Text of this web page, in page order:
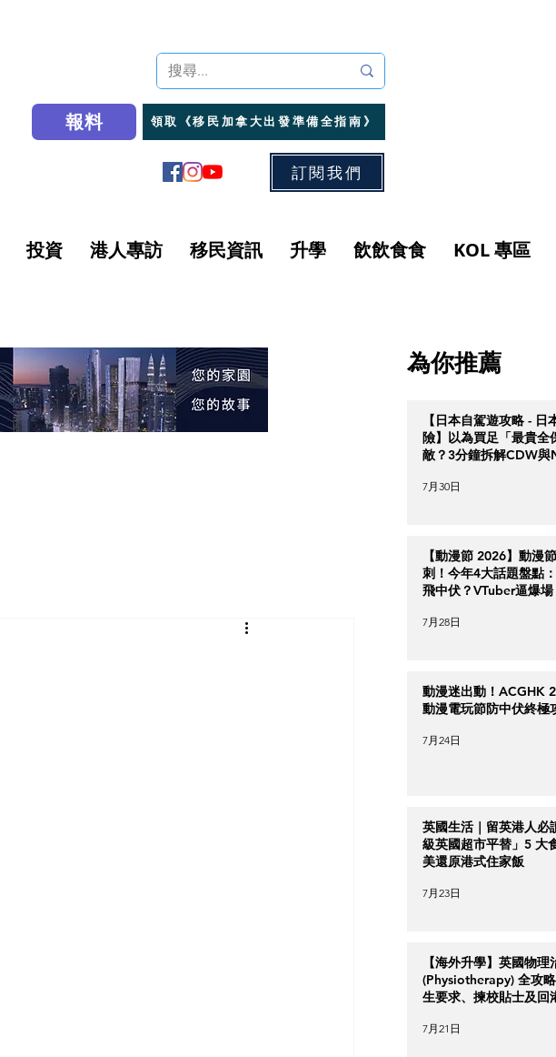
報料 領取《移民加拿大出發準備全指南》
訂閱我們
投資 港人專訪 移民資訊 升學 飲飲食食 KOL 專區
為你推薦
【日本自駕遊攻略 - 日
險】以為買足「最貴全
敵？3分鐘拆解CDW與
7月30日
【動漫節 2026】動漫
刺！今年4大話題盤點
飛中伏？VTuber逼爆場
7月28日
動漫迷出動！ACGHK
動漫電玩節防中伏終極
7月24日
英國生活｜留英港人必
級英國超市平替」5 大
美還原港式住家飯
7月23日
【海外升學】英國物理
(Physiotherapy) 全攻
生要求、揀校貼士及回
7月21日